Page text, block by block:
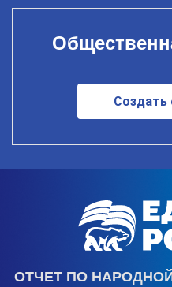
Создать
ОТЧЕТ ПО НАРОДНОЙ